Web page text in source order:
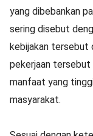
yang dibebankan
sering disebut
kebijakan tersebut
pekerjaan
manfaat yang
masyarakat.